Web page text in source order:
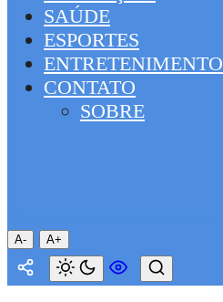
SAÚDE
ESPORTES
ENTRETENIMENTO
CONTATO
SOBRE
A- A+